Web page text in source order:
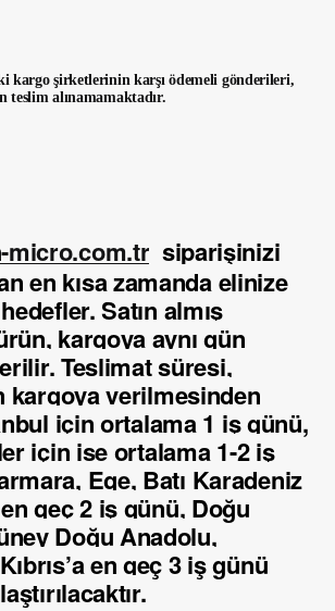
kargo şirketlerinin karşı ödemeli gönderileri,
teslim alınamamaktadır.
micro.com.tr siparişinizi
en kısa zamanda elinize
Satın almış
kargoya aynı gün
Teslimat süresi,
kargoya verilmesinden
için ortalama 1 iş günü,
için ise ortalama 1-2 iş
Ege, Batı Karadeniz
geç 2 iş günü, Doğu
Doğu Anadolu,
en geç 3 iş günü